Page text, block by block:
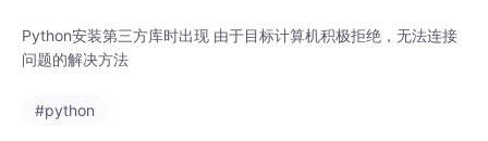
Python安装第三方库时出现 由于目标计算机积极拒绝，无法连接
问题的解决方法
#python